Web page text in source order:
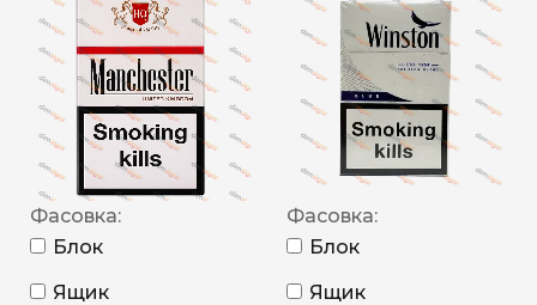
Фасовка:
Блок
Ящик
Фасовка:
Блок
Ящик